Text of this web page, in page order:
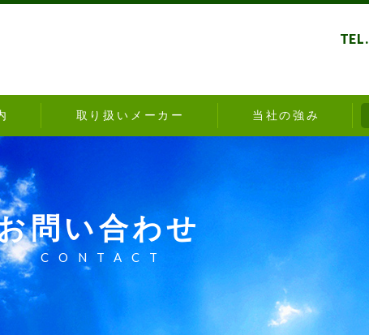
取り扱いメーカー 当社の強み
問い合わせ